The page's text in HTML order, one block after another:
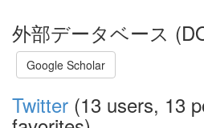
外部データベース
Google Scholar
Twitter (13 users, 13